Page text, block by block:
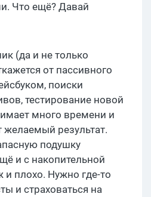
Что ещё? Давай
(да и не только
от пассивного
поиски
тестирование новой
много времени и
желаемый результат.
подушку
и с накопительной
и плохо. Нужно где-то
и страховаться на